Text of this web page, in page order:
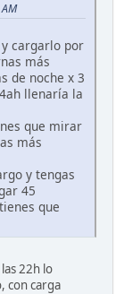
cargarlo por
más
de noche x 3
llenaría la
que mirar
más
y tengas
45
que
22h lo
con carga